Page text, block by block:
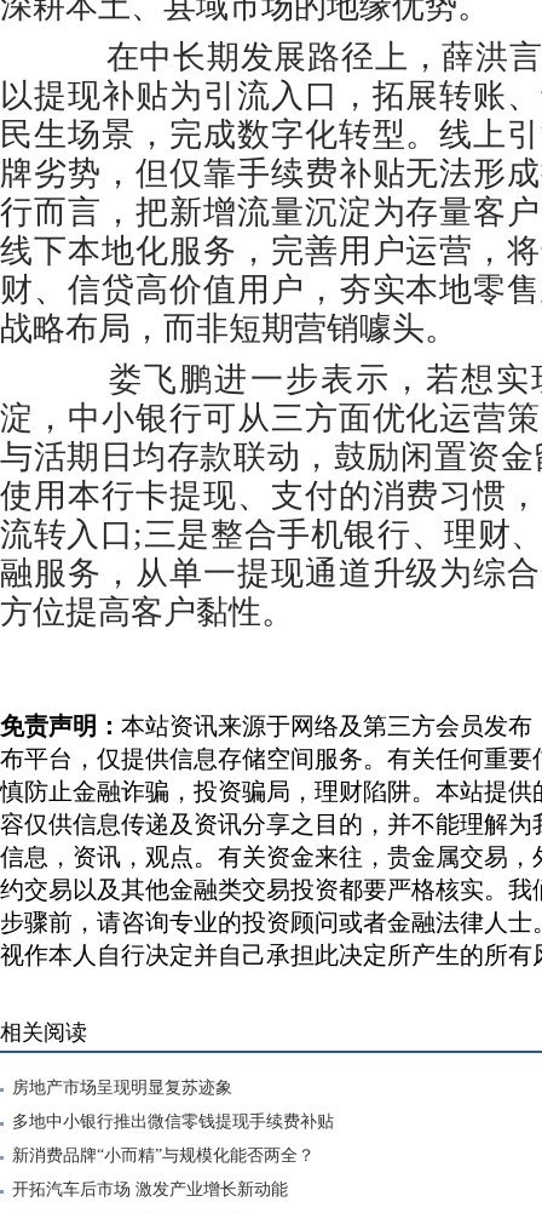
在中长期发展路径上，薛洪言
以提现补贴为引流入口，拓展转账
民生场景，完成数字化转型。线上
牌劣势，但仅靠手续费补贴无法形
行而言，把新增流量沉淀为存量客
线下本地化服务，完善用户运营，
财、信贷高价值用户，夯实本地零
战略布局，而非短期营销噱头。
娄飞鹏进一步表示，若想实
淀，中小银行可从三方面优化运营
与活期日均存款联动，鼓励闲置资
使用本行卡提现、支付的消费习惯
流转入口;三是整合手机银行、理财
融服务，从单一提现通道升级为综
方位提高客户黏性。
免责声明： 本站资讯来源于网络及第三方会员发
布平台，仅提供信息存储空间服务。有关任何重
慎防止金融诈骗，投资骗局，理财陷阱。本站提
容仅供信息传递及资讯分享之目的，并不能理解
信息，资讯，观点。有关资金来往，贵金属交易
约交易以及其他金融类交易投资都要严格核实。
步骤前，请咨询专业的投资顾问或者金融法律人
视作本人自行决定并自己承担此决定所产生的所有
相关阅读
房地产市场呈现明显复苏迹象
多地中小银行推出微信零钱提现手续费补贴
新消费品牌“小而精”与规模化能否两全？
开拓汽车后市场 激发产业增长新动能